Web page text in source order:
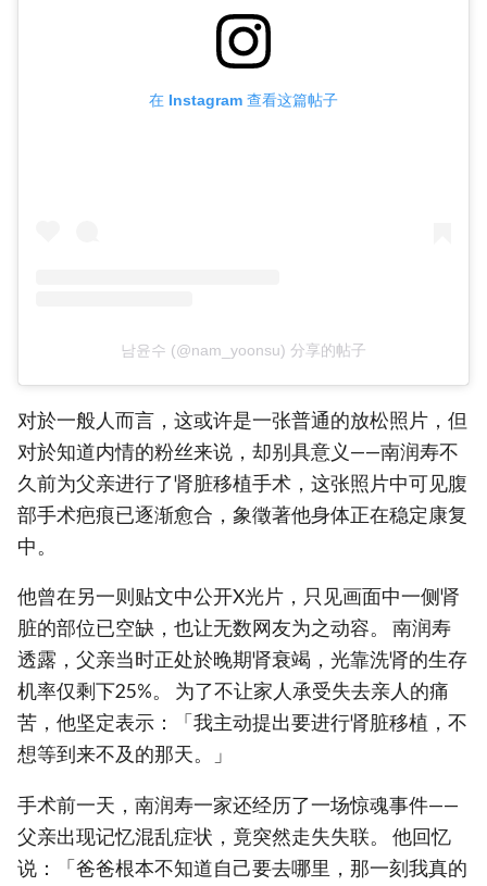
在 Instagram 查看这篇帖子
남윤수 (@nam_yoonsu) 分享的帖子
对於一般人而言，这或许是一张普通的放松照片，但
对於知道内情的粉丝来说，却别具意义——南润寿不
久前为父亲进行了肾脏移植手术，这张照片中可见腹
部手术疤痕已逐渐愈合，象徵著他身体正在稳定康复
中。
他曾在另一则贴文中公开X光片，只见画面中一侧肾
脏的部位已空缺，也让无数网友为之动容。 南润寿
透露，父亲当时正处於晚期肾衰竭，光靠洗肾的生存
机率仅剩下25%。 为了不让家人承受失去亲人的痛
苦，他坚定表示：「我主动提出要进行肾脏移植，不
想等到来不及的那天。」
手术前一天，南润寿一家还经历了一场惊魂事件——
父亲出现记忆混乱症状，竟突然走失失联。 他回忆
说：「爸爸根本不知道自己要去哪里，那一刻我真的